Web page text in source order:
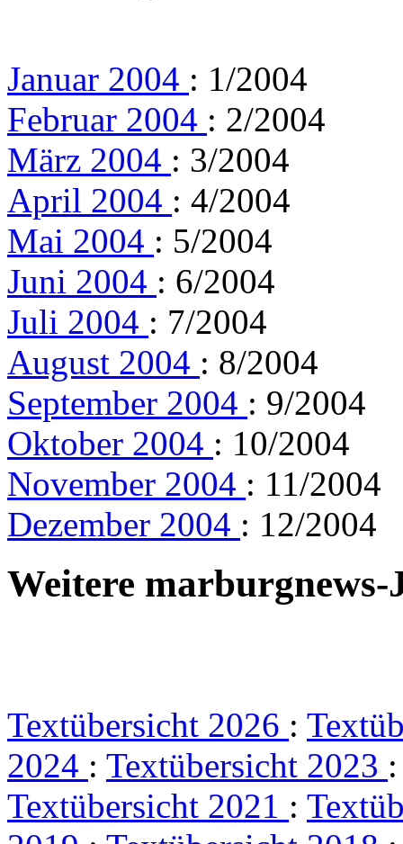
Januar 2004 : 1/2004
Februar 2004 : 2/2004
März 2004 : 3/2004
April 2004 : 4/2004
Mai 2004 : 5/2004
Juni 2004 : 6/2004
Juli 2004 : 7/2004
August 2004 : 8/2004
September 2004 : 9/2004
Oktober 2004 : 10/2004
November 2004 : 11/2004
Dezember 2004 : 12/2004
Weitere marburgnews-
Textübersicht 2026 :
2024 : Textübersicht 2023
Textübersicht 2021 :